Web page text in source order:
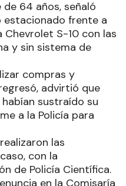
64 años, señaló
frente a
S-10 con las
y sin sistema de
compras y
advirtió que
sustraído su
a la Policía para
las
con la
de Policía Científica.
en la Comisaría